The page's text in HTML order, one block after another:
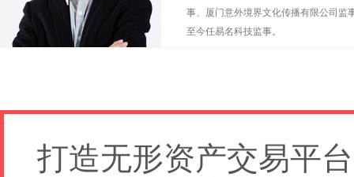
事、厦门意外境界文化传播有限公司监
至今任易名科技监事。
打造无形资产交易平台